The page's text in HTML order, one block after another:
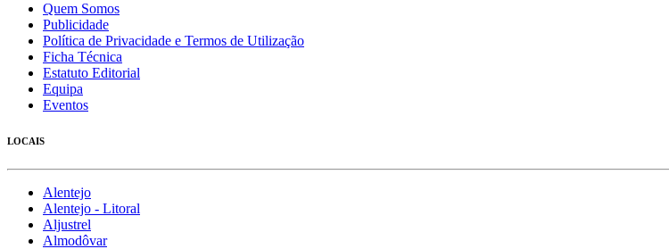
Quem Somos
Publicidade
Política de Privacidade e Termos de Utilização
Ficha Técnica
Estatuto Editorial
Equipa
Eventos
LOCAIS
Alentejo
Alentejo - Litoral
Aljustrel
Almodôvar